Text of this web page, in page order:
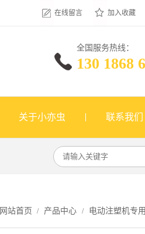
在线留言 加入收藏
全国服务热线：
130 1868
关于小亦虫 联系我们
网站首页 / 产品中心 / 电动注塑机专